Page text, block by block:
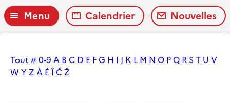
Menu Calendrier Nouvelles
Tout # 0-9 A B C D E FG H I J K L M N O PQ R ST U V
W YZ À É ÎČŽ